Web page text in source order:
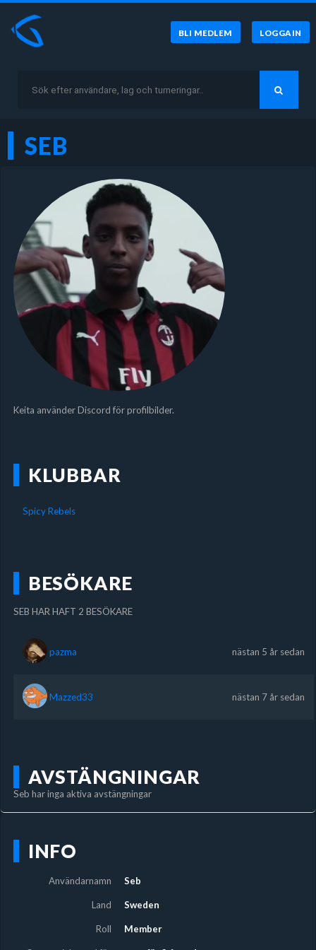
BLI MEDLEM LOGGA IN
SEB
Keita använder Discord för profilbilder.
KLUBBAR
Spicy Rebels
BESÖKARE
SEB HAR HAFT 2 BESÖKARE
pazma nästan 5 år sedan
Mazzed33 nästan 7 år sedan
AVSTÄNGNINGAR
Seb har inga aktiva avstängningar
INFO
Användarnamn Seb
Land Sweden
Roll Member